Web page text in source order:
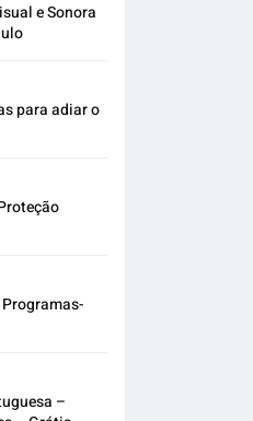
e Sonora
para adiar o
–